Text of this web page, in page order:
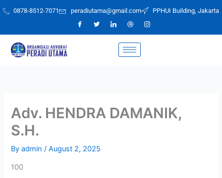
0878-8512-7071 peradiutama@gmail.com PPHUI Building, Jakarta
Adv. HENDRA DAMANIK,
S.H.
Byadmin/August 2, 2025
100